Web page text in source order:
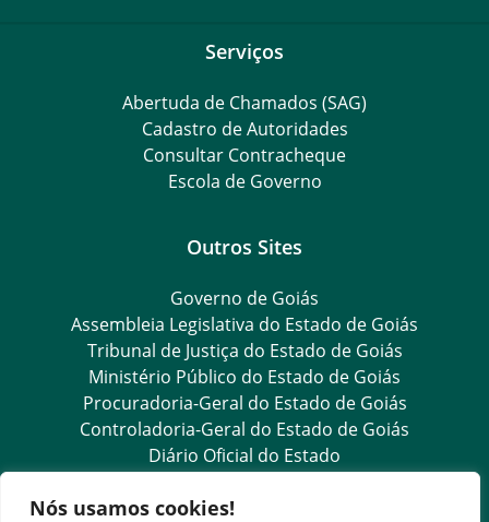
Nós usamos cookies!
Serviços
Abertuda de Chamados (SAG)
Cadastro de Autoridades
Consultar Contracheque
Escola de Governo
Outros Sites
Governo de Goiás
Assembleia Legislativa do Estado de Goiás
Tribunal de Justiça do Estado de Goiás
Ministério Público do Estado de Goiás
Procuradoria-Geral do Estado de Goiás
Controladoria-Geral do Estado de Goiás
Diário Oficial do Estado